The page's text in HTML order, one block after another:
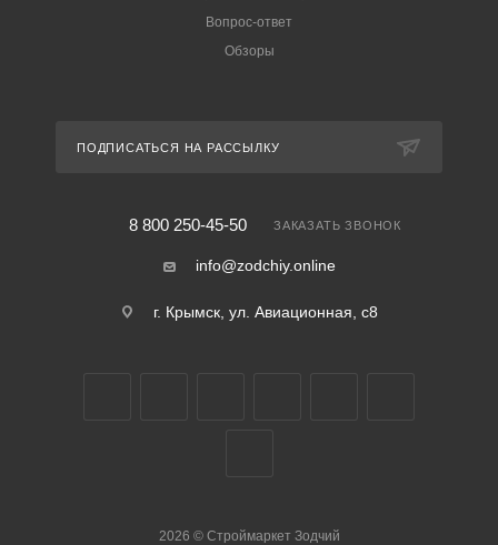
Вопрос-ответ
Обзоры
ПОДПИСАТЬСЯ НА РАССЫЛКУ
8 800 250-45-50 ЗАКАЗАТЬ ЗВОНОК
info@zodchiy.online
г. Крымск, ул. Авиационная, с8
2026 ©Строймаркет Зодчий